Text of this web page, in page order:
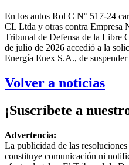
En los autos Rol C N° 517-24
CL Ltda y otras contra Empresa
Tribunal de Defensa de la Libre
de julio de 2026 accedió a la
Energía Enex S.A., de
Volver a noticias
¡Suscríbete a
Advertencia:
La publicidad de las
constituye comunicación ni